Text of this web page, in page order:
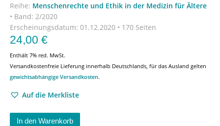
Reihe: Menschenrechte und Ethik in der Medizin für Ältere
• Band: 2/2020
Erscheinungsdatum: 01.12.2020 • 170 Seiten
24,00 €
Enthält 7% red. MwSt.
Versandkostenfreie Lieferung innerhalb Deutschlands, für das Ausland gelten
gewichtsabhängige Versandkosten.
Auf die Merkliste
In den Warenkorb